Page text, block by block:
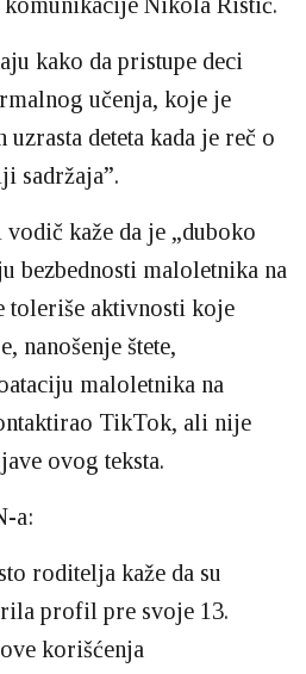
kako da pristupe deci
učenja, koje je
deteta kada je reč o
sadržaja”.
kaže da je „duboko
bezbednosti maloletnika na
toleriše aktivnosti koje
nanošenje štete,
maloletnika na
TikTok, ali nije
ovog teksta.
a:
roditelja kaže da su
profil pre svoje 13.
korišćenja